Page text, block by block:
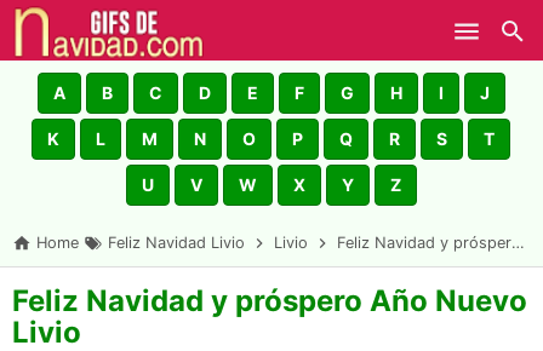
Skip to main content
A B C D E F G H I J
K L M N O P Q R S T
U V W X Y Z
Home Feliz Navidad Livio Livio Feliz Navidad y próspero Año Nuevo Livio
Feliz Navidad y próspero Año Nuevo
Livio